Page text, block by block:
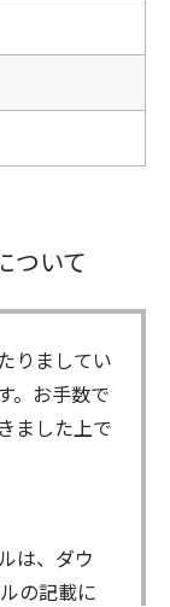
ついて
りましてい
。お手数で
ました上で
は、ダウ
の記載に